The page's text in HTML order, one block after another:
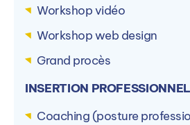
Workshop vidéo
Workshop web design
Grand procès
INSERTION
Coaching (posture